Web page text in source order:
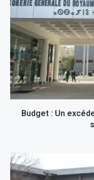
Budget : Un